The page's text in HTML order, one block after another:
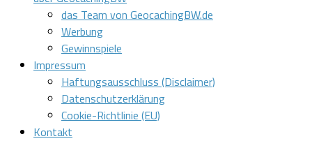
das Team von GeocachingBW.de
Werbung
Gewinnspiele
Impressum
Haftungsausschluss (Disclaimer)
Datenschutzerklärung
Cookie-Richtlinie (EU)
Kontakt